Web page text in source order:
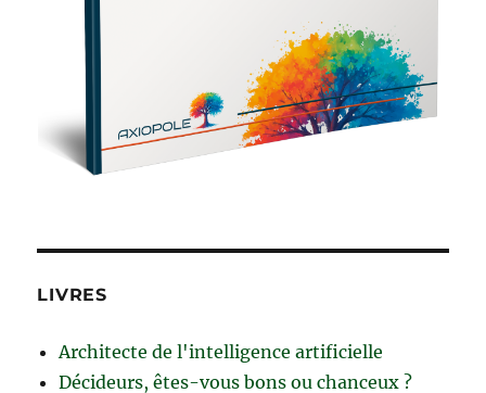
LIVRES
Architecte de l'intelligence artificielle
Décideurs, êtes-vous bons ou chanceux ?